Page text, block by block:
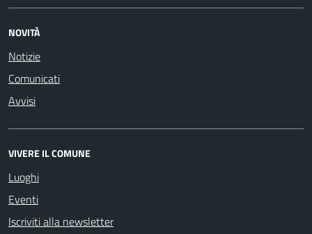
NOVITÀ
Notizie
Comunicati
Avvisi
VIVERE IL COMUNE
Luoghi
Eventi
Iscriviti alla newsletter